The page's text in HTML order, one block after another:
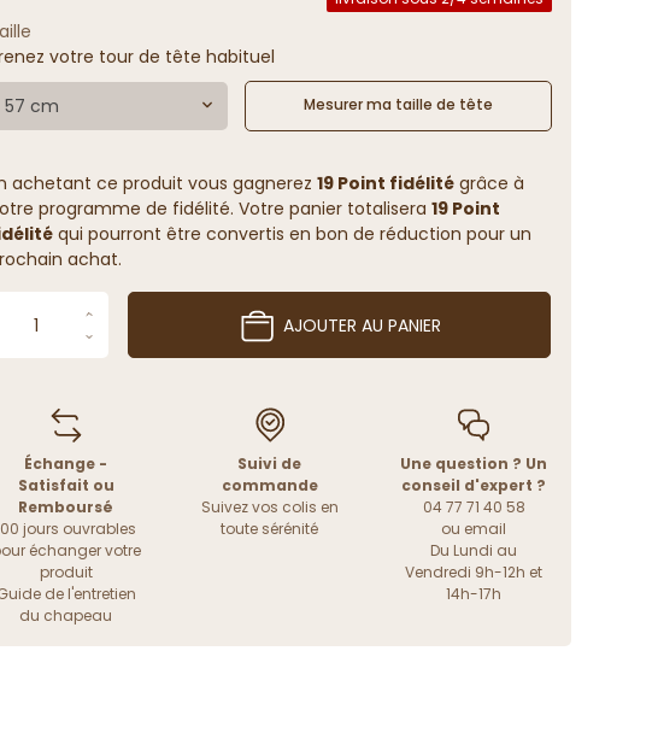
votre tour de tête habituel
57 cm Mesurer ma taille de tête
achetant ce produit vous gagnerez 19 Point fidélitégrâce à
programme de fidélité. Votre panier totalisera 19 Point
qui pourront être convertis en bon de réduction pour un
achat.
AJOUTER AU PANIER
Échange -
Satisfait ou
Remboursé
jours ouvrables
échanger votre
produit
de l'entretien
du chapeau
Suivi de
commande
Suivez vos colis en
toute sérénité
Une question ? Un
conseil d'expert ?
04 77 71 40 58
ou email
Du Lundi au
Vendredi 9h-12h et
14h-17h